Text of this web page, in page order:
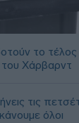
το τέλος
Χάρβαρντ
τις
όλοι